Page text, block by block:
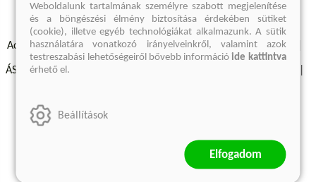
Adatvédelmi szabályzatok Elállási felmondási nyilatkozat
ÁSZF - Vásárlási feltételek
Szállítási információk
Weboldalunk tartalmának személyre szabott megjelenítése
és a böngészési élmény biztosítása érdekében sütiket
(cookie), illetve egyéb technológiákat alkalmazunk. A sütik
használatára vonatkozó irányelveinkről, valamint azok
testreszabási lehetőségeiről bővebb információide kattintva
érhető el.
Beállítások
Elfogadom